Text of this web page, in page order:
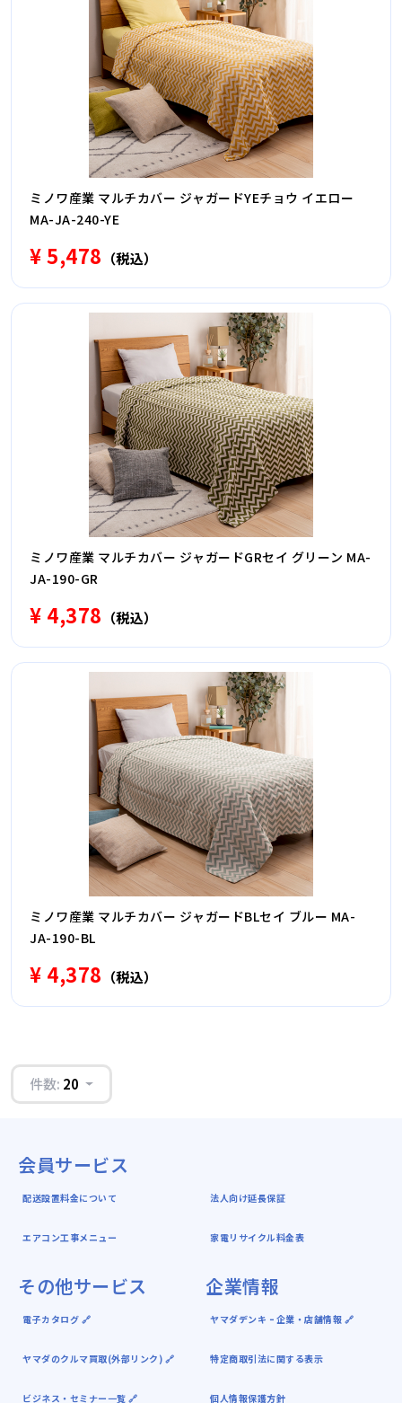
ミノワ産業 マルチカバー ジャガードYEチョウ イエロー
MA-JA-240-YE
¥ 5,478 （税込）
ミノワ産業 マルチカバー ジャガードGRセイ グリーン MA-
JA-190-GR
¥ 4,378 （税込）
ミノワ産業 マルチカバー ジャガードBLセイ ブルー MA-
JA-190-BL
¥ 4,378 （税込）
件数: 20
会員サービス
配送設置料金について
エアコン工事メニュー
法人向け延長保証
家電リサイクル料金表
その他サービス
電子カタログ 🔗
ヤマダのクルマ買取(外部リンク) 🔗
ビジネス・セミナー一覧 🔗
企業情報
ヤマダデンキ ｰ 企業・店舗情報 🔗
特定商取引法に関する表示
個人情報保護方針